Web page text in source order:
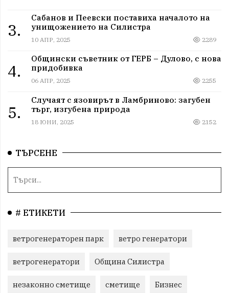
3.
Сабанов и Пеевски поставиха началото на
унищожението на Силистра
10 АПР, 2025 2289
4.
Общински съветник от ГЕРБ – Дулово, с нова
придобивка
06 АПР, 2025 2255
5.
Случаят с язовирът в Ламбриново: загубен
търг, изгубена природа
18 ЮНИ, 2025 2152
ТЪРСЕНЕ
# ЕТИКЕТИ
ветрогенераторен парк ветро генератори
ветрогенератори Община Силистра
незаконно сметище сметище Бизнес